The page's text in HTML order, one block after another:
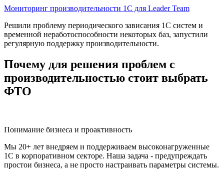
Мониторинг производительности 1С для Leader Team
Решили проблему периодического зависания 1С систем и
временной неработоспособности некоторых баз, запустили
регулярную поддержку производительности.
Почему для решения проблем с
производительностью стоит выбрать
ФТО
Понимание бизнеса и проактивность
Мы 20+ лет внедряем и поддерживаем высоконагруженные
1С в корпоративном секторе. Наша задача - предупреждать
простои бизнеса, а не просто настраивать параметры системы.